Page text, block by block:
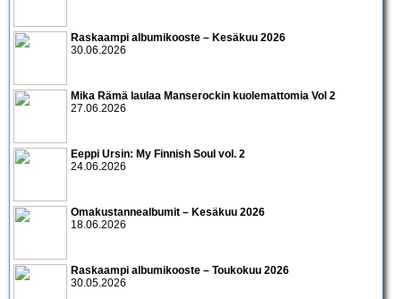
Raskaampi albumikooste – Kesäkuu 2026
30.06.2026
Mika Rämä laulaa Manserockin kuolemattomia Vol 2
27.06.2026
Eeppi Ursin: My Finnish Soul vol. 2
24.06.2026
Omakustannealbumit – Kesäkuu 2026
18.06.2026
Raskaampi albumikooste – Toukokuu 2026
30.05.2026